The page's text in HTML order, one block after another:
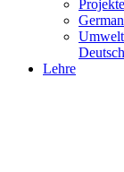
Projekte
Lehre